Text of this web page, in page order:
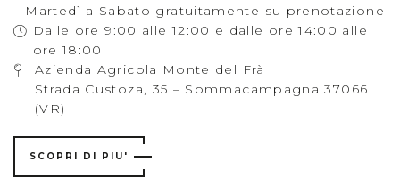
Martedì a Sabato gratuitamente su prenotazione
Dalle ore 9:00 alle 12:00 e dalle ore 14:00 alle
ore 18:00
Azienda Agricola Monte del Frà
Strada Custoza, 35 – Sommacampagna 37066
(VR)
SCOPRI DI PIU'